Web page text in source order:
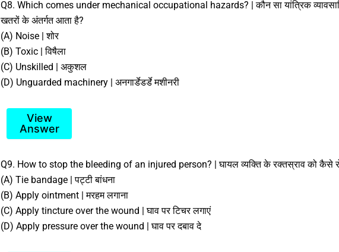
Q8. Which comes under mechanical occupational hazards? | कौन सा यांत्रिक
खतरों के अंतर्गत आता है?
(A) Noise | शोर
(B) Toxic | विषैला
(C) Unskilled | अकुशल
(D) Unguarded machinery | अनगार्डेडर्डे मशीनरी
View
Answer
Q9. How to stop the bleeding of an injured person? | घायल व्यक्ति के रक्तस्राव को कैसे
(A) Tie bandage | पट्टी बांधना
(B) Apply ointment | मरहम लगाना
(C) Apply tincture over the wound | घाव पर टिचर लगाएं
(D) Apply pressure over the wound | घाव पर दबाव दे